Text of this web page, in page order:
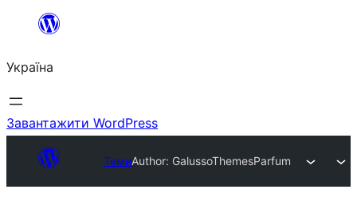
Перейти
вмісту
Україна
Завантажити WordPress
ТемиAuthor: GalussoThemesParfum